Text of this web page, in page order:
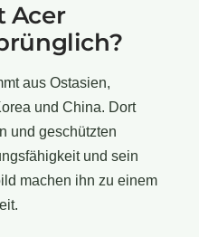
Acer
aus Ostasien,
und China. Dort
und geschützten
und sein
machen ihn zu einem